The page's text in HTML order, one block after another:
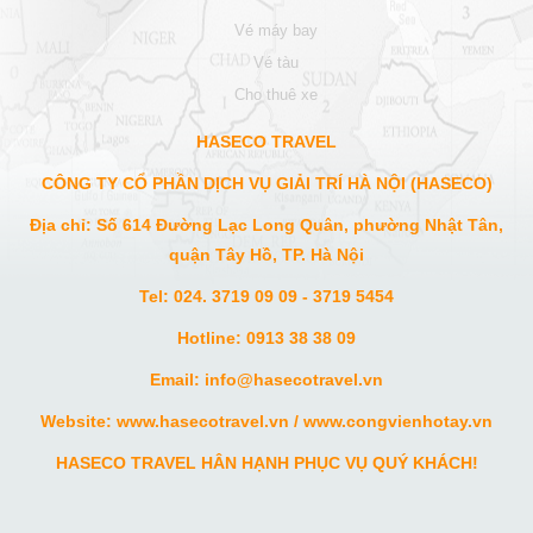
vé máy bay
vé tàu
cho thuê xe
HASECO TRAVEL
CÔNG TY CỔ PHẦN DỊCH VỤ GIẢI TRÍ HÀ NỘI (HASECO)
Địa chỉ: Số 614 Đường Lạc Long Quân, phường Nhật Tân,
quận Tây Hồ, TP. Hà Nội
Tel: 024. 3719 09 09 - 3719 5454
Hotline: 0913 38 38 09
Email: info@hasecotravel.vn
Website: www.hasecotravel.vn / www.congvienhotay.vn
HASECO TRAVEL HÂN HẠNH PHỤC VỤ QUÝ KHÁCH!